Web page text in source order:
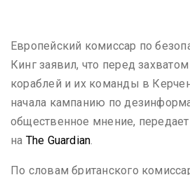
Европейский комиссар по
Кинг заявил, что перед
кораблей и их команды в
начала кампанию по
общественное мнение, передает
на The Guardian.
По словам британского